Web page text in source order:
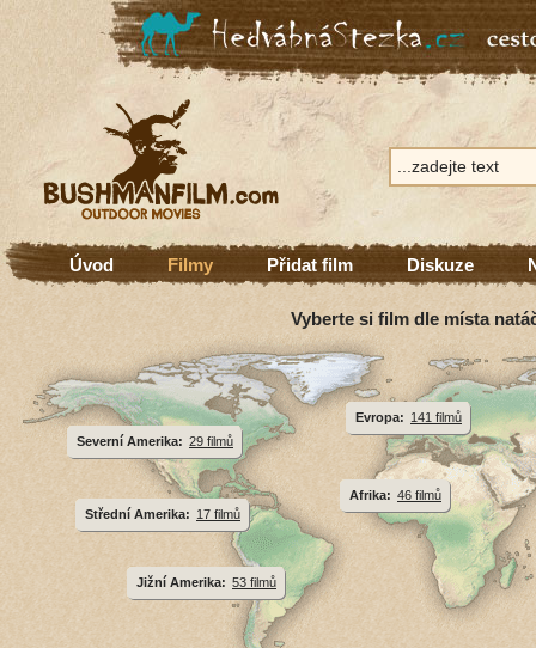
Úvod Filmy Přidat film Diskuze
Vyberte si film dle místa
Afrika: 46 filmů
Evropa: 141 filmů
Jižní Amerika: 53 filmů
Severní Amerika: 29 filmů
Střední Amerika: 17 filmů